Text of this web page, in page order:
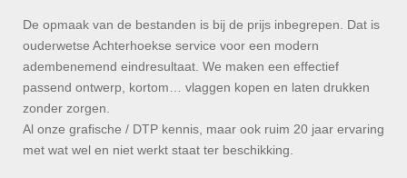
De opmaak van de bestanden is bij de prijs inbegrepen. Dat is
ouderwetse Achterhoekse service voor een modern
adembenemend eindresultaat. We maken een effectief
passend ontwerp, kortom… vlaggen kopen en laten drukken
zonder zorgen.
Al onze grafische / DTP kennis, maar ook ruim 20 jaar ervaring
met wat wel en niet werkt staat ter beschikking.